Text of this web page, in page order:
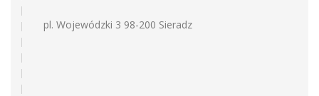
pl. Wojewódzki 3 98-200 Sieradz